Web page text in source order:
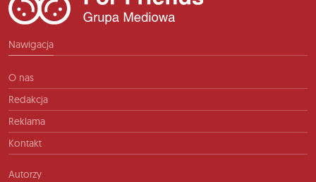
Nawigacja
O nas
Redakcja
Reklama
Kontakt
Autorzy